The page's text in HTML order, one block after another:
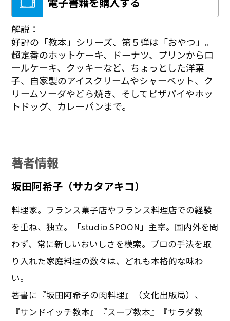
解説：
好評の「教本」シリーズ、第５弾は「おやつ」。
超定番のホットケーキ、ドーナツ、プリンからロ
ールケーキ、クッキーなど、ちょっとした洋菓
子、自家製のアイスクリームやシャーベット、ク
リームソーダやどら焼き、そしてピザパイやホッ
トドッグ、カレーパンまで。
著者情報
坂田阿希子（サカタアキコ）
料理家。フランス菓子店やフランス料理店での経験
を重ね、独立。「studio SPOON」主宰。国内外を問
わず、常に新しいおいしさを模索。プロの手法を取
り入れた家庭料理の数々は、どれも本格的な味わ
い。
著書に『坂田阿希子の肉料理』（文化出版局）、
『サンドイッチ教本』『スープ教本』『サラダ教